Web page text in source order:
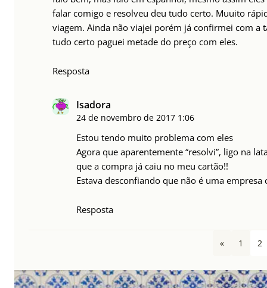
falar comigo e resolveu deu tudo certo. Muuito
viagem. Ainda não viajei porém já confirmei com a
tudo certo paguei metade do preço com eles.
Resposta
Isadora
24 de novembro de 2017 1:06
Estou tendo muito problema com eles
Agora que aparentemente “resolvi”, ligo na
que a compra já caiu no meu cartão!!
Estava desconfiando que não é uma empresa
Resposta
« 1 2